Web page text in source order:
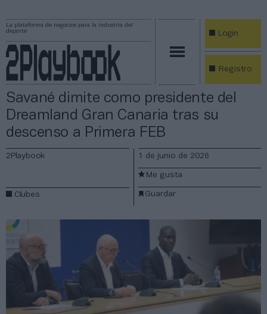
La plataforma de negocios para la industria del
deporte
Login
Registro
Savané dimite como presidente del
Dreamland Gran Canaria tras su
descenso a Primera FEB
2Playbook
Clubes
1 de junio de 2026
Guardar
Me gusta